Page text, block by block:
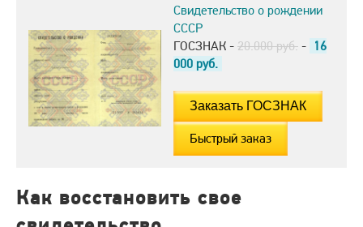
Свидетельство о рождении
СССР
ГОСЗНАК - 20.000 руб. - 16
000 руб.
Быстрый заказ
Как восстановить свое